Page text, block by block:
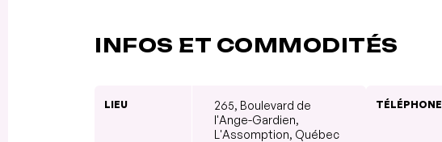
INFOS ET COMMODITÉS
LIEU
265, Boulevard de
l'Ange-Gardien,
L'Assomption, Québec
TÉLÉPHONE